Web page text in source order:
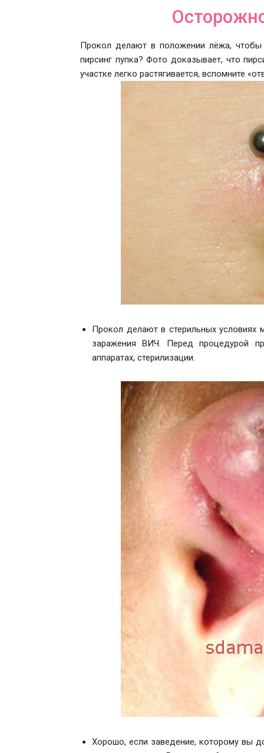
Прокол делают в положении лёжа, чтобы
пирсинг пупка? Фото доказывает, что
участке легко растягивается, вспомните
Прокол делают в стерильных
заражения ВИЧ. Перед процедурой
аппаратах, стерилизации.
Хорошо, если заведение, которому вы